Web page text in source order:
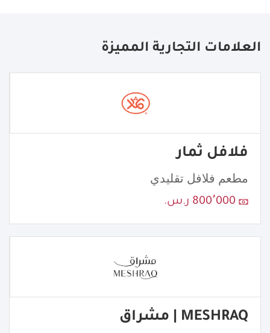
العلامات التجارية المميزة
فلافل ثمار
مطعم فلافل تقليدي
800٬000 ر.س.
MESHRAQ | مشراق